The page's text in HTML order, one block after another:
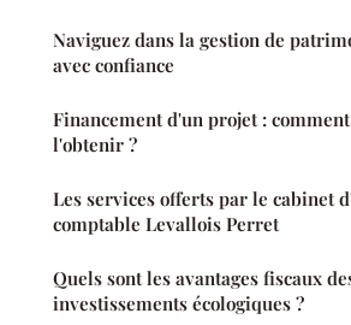
Naviguez dans la gestion de
avec confiance
Financement d'un projet :
l'obtenir ?
Les services offerts par le cabinet
comptable Levallois Perret
Quels sont les avantages fiscaux
investissements écologiques ?